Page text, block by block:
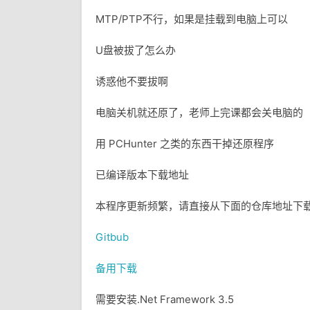
MTP/PTP不行，如果是挂载到电脑上可以
U盘被拔了怎么办
诱惑他不要拔啊
电脑关机就还原了，老师上完课都会关电脑的
用 PCHunter 之类的东西干掉还原程序
已编译版本下载地址
本程序更新频繁，请直接从下面的仓库地址下
Gitbub
备用下载
需要安装.Net Framework 3.5